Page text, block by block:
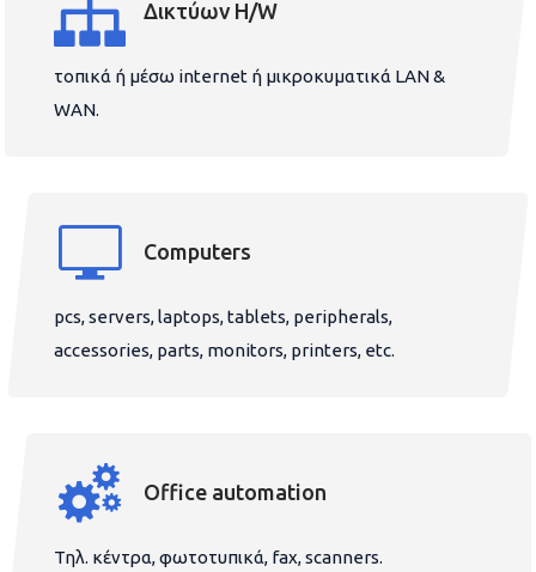
Δικτύων H/W
τοπικά ή μέσω internet ή μικροκυματικά LAN &
WAN.
Computers
pcs, servers, laptops, tablets, peripherals,
accessories, parts, monitors, printers, etc.
Office automation
Τηλ. κέντρα, φωτοτυπικά, fax, scanners.